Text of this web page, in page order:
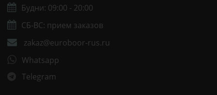
Будни: 09:00 - 20:00
СБ-ВС: прием заказов
zakaz@euroboor-rus.ru
Whatsapp
Telegram